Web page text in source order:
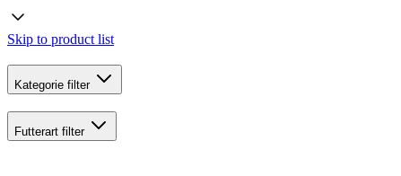
Skip to product list
Kategorie filter
Futterart filter